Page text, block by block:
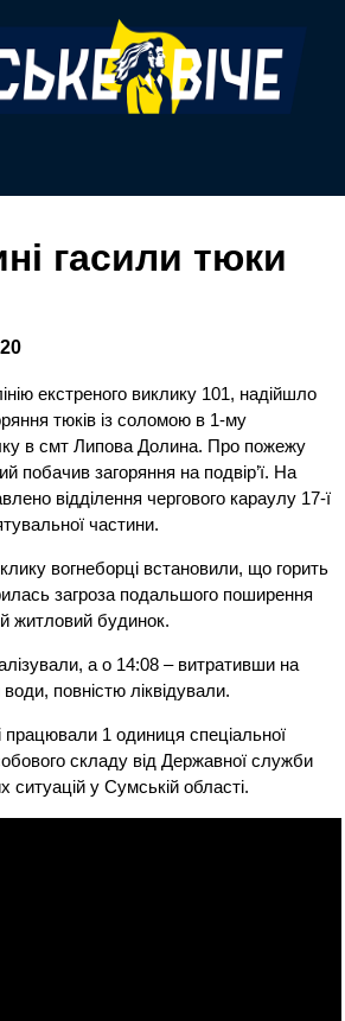
гасили тюки
екстреного виклику 101, надійшло
тюків із соломою в 1-му
в смт Липова Долина. Про пожежу
побачив загоряння на подвір’ї. На
відділення чергового караулу 17-ї
частини.
вогнеборці встановили, що горить
загроза подальшого поширення
житловий будинок.
а о 14:08 – витративши на
повністю ліквідували.
працювали 1 одиниця спеціальної
складу від Державної служби
ситуацій у Сумській області.